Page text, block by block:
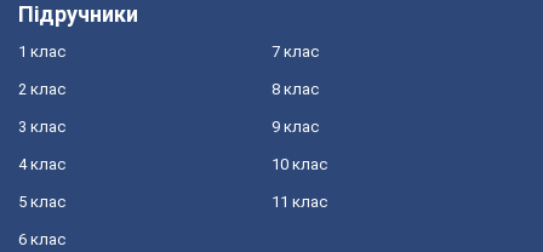
Підручники
1 клас
2 клас
3 клас
4 клас
5 клас
6 клас
7 клас
8 клас
9 клас
10 клас
11 клас